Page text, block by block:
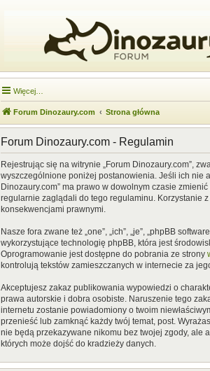
Więcej…
Forum Dinozaury.com Strona główna
Forum Dinozaury.com - Regulamin
Rejestrując się na witrynie „Forum Dinozaury.com”,
wyszczególnione poniżej postanowienia. Jeśli ich nie
Dinozaury.com” ma prawo w dowolnym czasie
regularnie zaglądali do tego regulaminu. Korzystanie
konsekwencjami prawnymi.
Nasze fora zwane też „one”, „ich”, „je”, „phpBB
wykorzystujące technologię phpBB, która jest
Oprogramowanie jest dostępne do pobrania ze strony
kontrolują tekstów zamieszczanych w internecie za
Akceptujesz zakaz publikowania wypowiedzi o
prawa autorskie i dobra osobiste. Naruszenie tego
internetu zostanie powiadomiony o twoim
przenieść lub zamknąć każdy twój temat, post.
nie będą przekazywane nikomu bez twojej zgody, ale
których może dojść do kradzieży danych.